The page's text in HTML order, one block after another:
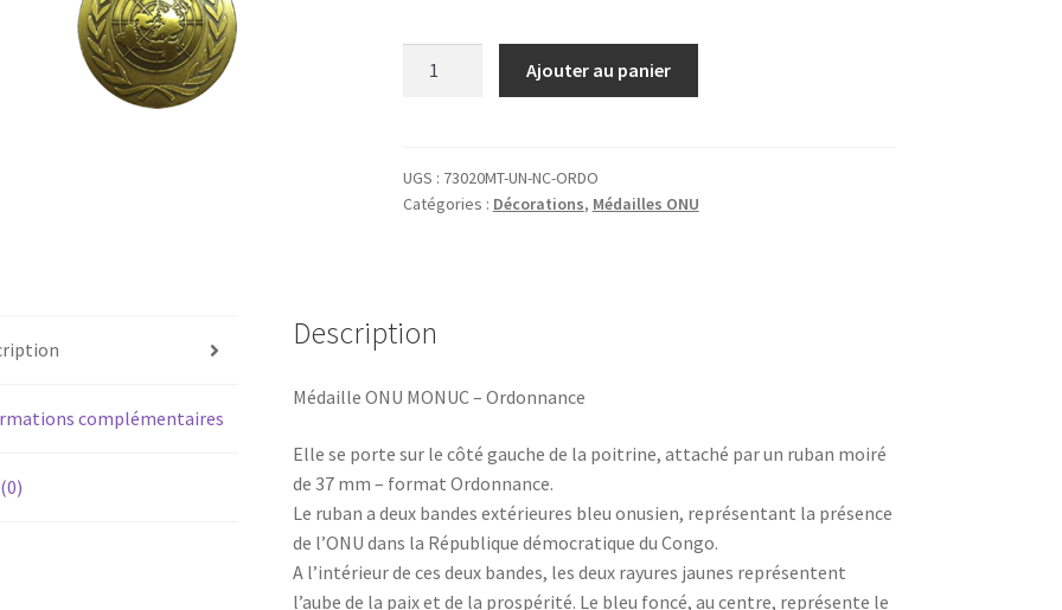
MONUC
-
Ajouter au panier
UGS : 73020MT-UN-NC-ORDO
Catégories : Décorations, Médailles ONU
complémentaires
Description
Médaille ONU MONUC – Ordonnance
Elle se porte sur le côté gauche de la poitrine, attaché par un ruban moiré
de 37 mm – format Ordonnance.
Le ruban a deux bandes extérieures bleu onusien, représentant la présence
de l’ONU dans la République démocratique du Congo.
A l’intérieur de ces deux bandes, les deux rayures jaunes représentent
l’aube de la paix et de la prospérité. Le bleu foncé, au centre, représente le